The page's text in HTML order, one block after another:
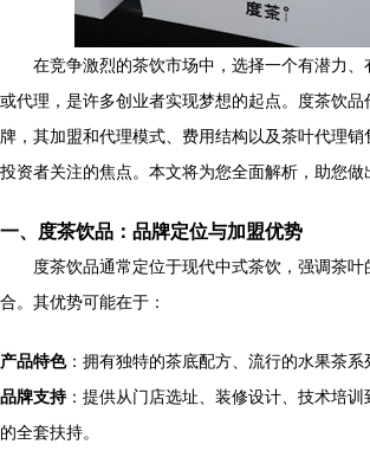
在竞争激烈的茶饮市场中，选择一个有潜力
或代理，是许多创业者实现梦想的起点。度茶饮
牌，其加盟和代理模式、费用结构以及茶叶代理销
投资者关注的焦点。本文将为您全面解析，助您做
一、度茶饮品：品牌定位与加盟优势
度茶饮品通常定位于现代中式茶饮，强调茶
合。其优势可能在于：
产品特色：拥有独特的茶底配方、流行的水果茶系
品牌支持：提供从门店选址、装修设计、技术培
的全套扶持。